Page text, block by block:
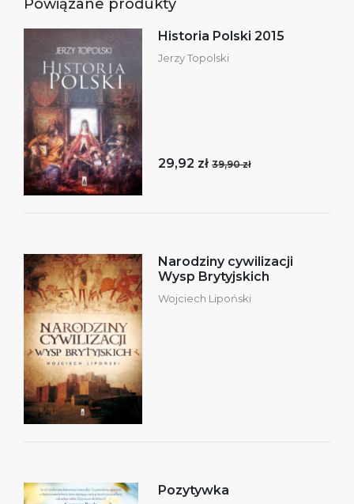
Powiązane produkty
Historia Polski 2015
Jerzy Topolski
29,92 zł 39,90 zł
Narodziny cywilizacji
Wysp Brytyjskich
Wojciech Lipoński
Pozytywka